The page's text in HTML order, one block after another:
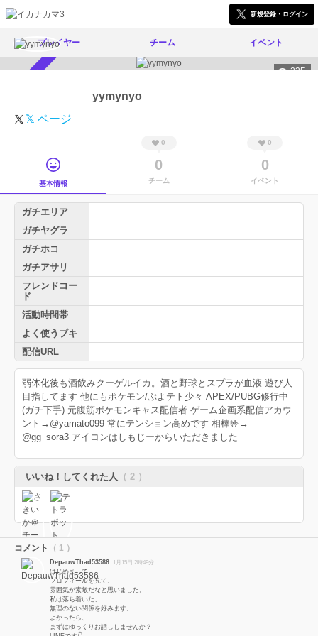
新規登録・ログイン
プレイヤー チーム イベント
235
yymynyo
𝕏 ページ
基本情報
0
0
チーム
0
0
イベント
ガチエリア
ガチヤグラ
ガチホコ
ガチアサリ
フレンドコー
ド
活動時間帯
よく使うブキ
配信URL
弱体化後も酒飲みクーゲルイカ。酒と野球とスプラが血液 遊び人
目指してます 他にもポケモン/ぷよテト少々 APEX/PUBG修行中
(ガチ下手) 元腹筋ポケモンキャス配信者 ゲーム企画系配信アカウ
ント→@yamato099 常にテンション高めです 相棒🤟→
@gg_sora3 アイコンはしもじーからいただきました
いいね！してくれた人 （ 2 ）
コメント （ 1 ）
DepauwThad53586 1月15日 2時49分
はじめまして。
プロフィールを見て、
雰囲気が素敵だなと思いました。
私は落ち着いた、
無理のない関係を好みます。
よかったら、
まずはゆっくりお話ししませんか？